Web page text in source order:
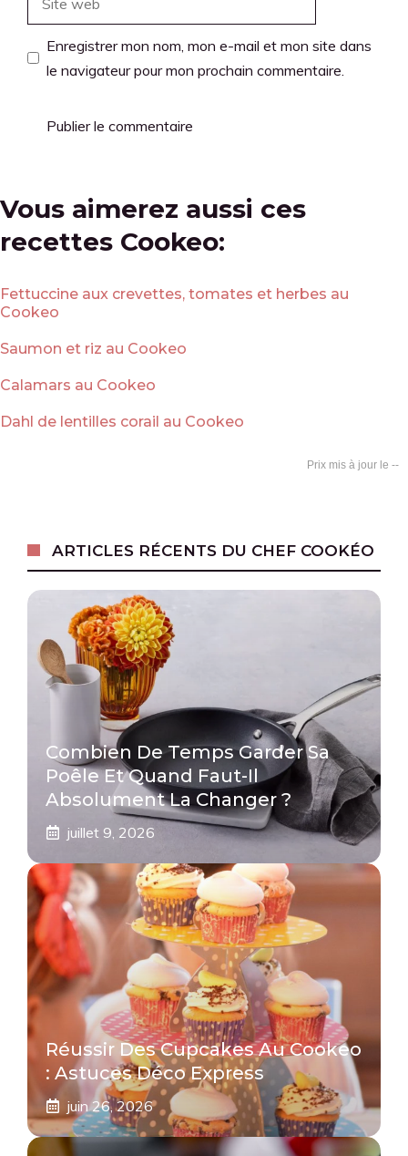
Enregistrer mon nom, mon e-mail et mon site dans
le navigateur pour mon prochain commentaire.
Vous aimerez aussi ces
recettes Cookeo:
Fettuccine aux crevettes, tomates et herbes au
Cookeo
Saumon et riz au Cookeo
Calamars au Cookeo
Dahl de lentilles corail au Cookeo
--
ARTICLES RÉCENTS DU CHEF COOKÉO
Combien De Temps Garder Sa
Poêle Et Quand Faut-Il
Absolument La Changer ?
juillet 9, 2026
Réussir Des Cupcakes Au Cookeo
: Astuces Déco Express
juin 26, 2026